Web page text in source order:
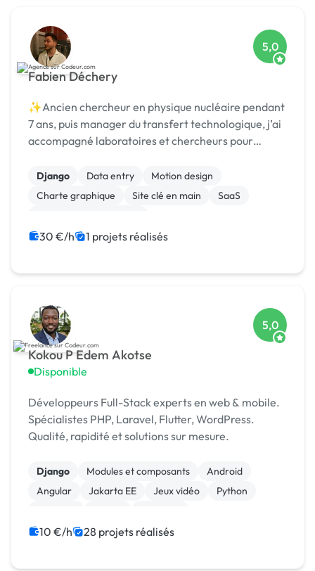
Fabien Déchery
5,0
✨Ancien chercheur en physique nucléaire pendant
7 ans, puis manager du transfert technologique, j’ai
accompagné laboratoires et chercheurs pour
puis st
Django Data entry
Motion design
Charte graphique
Site clé en main
SaaS
Migration ou refonte de site
30 €/h 1 projets réalisés
Kokou P Edem Akotse
Disponible
5,0
Développeurs Full-Stack experts en web & mobile.
Spécialistes PHP, Laravel, Flutter, WordPress.
Qualité, rapidité et solutions sur mesure.
Django Modules et composants
Android
Angular
Jakarta EE Jeux vidéo
Python
10 €/h 28 projets réalisés